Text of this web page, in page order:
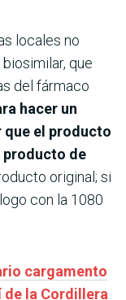
locales no
que
del fármaco
hacer un
el producto
producto de
original; si
con la 1080
cargamento
la Cordillera